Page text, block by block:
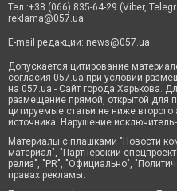
Тел.:+38 (066) 835-64-29 (Viber,
reklama@057.ua
E-mail редакции: news@057.ua
Допускается цитирование
согласия 057.ua при условии
на 057.ua - Сайт города Харькова.
размещение прямой, открытой для
цитируемые статьи не ниже
источника. Нарушение
Материалы с плашками "Новости
материал", "Партнерский
релиз", "PR", "Официально",
правах рекламы.